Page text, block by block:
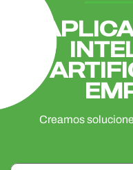
Creamos